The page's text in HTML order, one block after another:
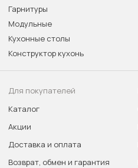
Гарнитуры
Модульные
Кухонные столы
Конструктор кухонь
Для покупателей
Каталог
Акции
Доставка и оплата
Возврат, обмен и гарантия